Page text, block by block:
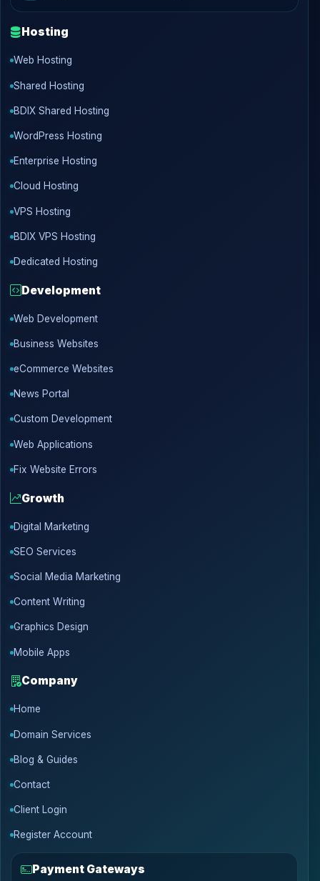
Hosting
Web Hosting
Shared Hosting
BDIX Shared Hosting
WordPress Hosting
Enterprise Hosting
Cloud Hosting
VPS Hosting
BDIX VPS Hosting
Dedicated Hosting
Development
Web Development
Business Websites
eCommerce Websites
News Portal
Custom Development
Web Applications
Fix Website Errors
Growth
Digital Marketing
SEO Services
Social Media Marketing
Content Writing
Graphics Design
Mobile Apps
Company
Home
Domain Services
Blog & Guides
Contact
Client Login
Register Account
Payment Gateways